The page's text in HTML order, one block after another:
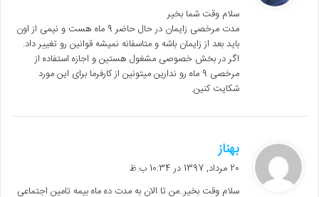
مقایسه و خرید بیمه
:
سلام وقت شما بخیر
مدت مرخصی زایمان در حال حاضر 9 ماه هست و نیمی از اون
باید بعد از زایمان باشه و متاسفانه نمیشه قوانین رو تغییر داد.
اگر در بخش خصوصی مشغول هستین و اجازه استفاده از
مرخصی 9 ماه رو ندارین میتونین از کارفرما برای این مورد
شکایت کنین.
بهناز
ف
20 مرداد, 1397 در 10:34 ب.ظ
سلام وقت بخیر..من تا الان به مدت ده ماه بیمه تامین اجتماعی